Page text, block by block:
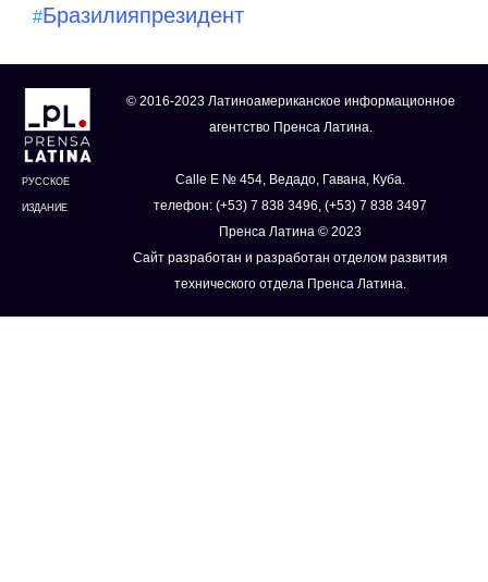
#Бразилияпрезидент
РУССКОЕ
ИЗДАНИЕ
© 2016-2023 Латиноамериканское информационное
агентство Пренса Латина.
Calle E № 454, Ведадо, Гавана, Куба.
телефон: (+53) 7 838 3496, (+53) 7 838 3497
Пренса Латина © 2023
Сайт разработан и разработан отделом развития
технического отдела Пренса Латина.